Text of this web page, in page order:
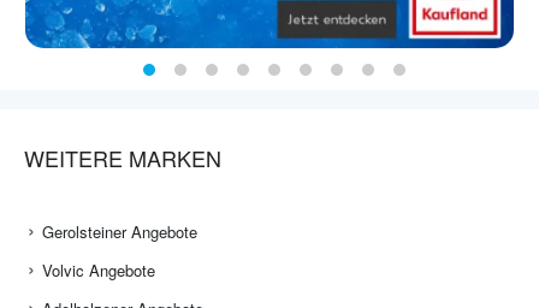
WEITERE MARKEN
Gerolsteiner Angebote
Volvic Angebote